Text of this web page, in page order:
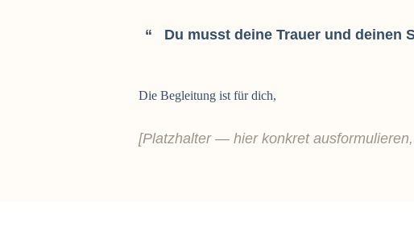
Du musst deine Trauer und deinen
Die Begleitung ist für dich,
[Platzhalter — hier konkret